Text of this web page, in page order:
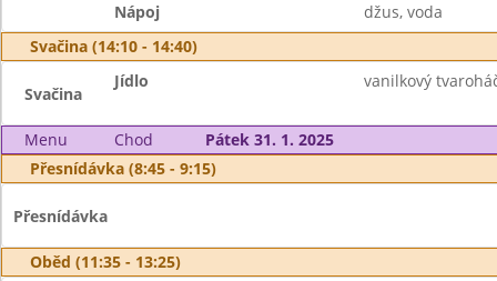
Nápoj
džus, voda
Svačina (14:10 - 14:40)
Svačina
Jídlo vanilkový
Menu Chod
Pátek 31. 1. 2025
Přesnídávka (8:45 - 9:15)
Přesnídávka
Oběd (11:35 - 13:25)